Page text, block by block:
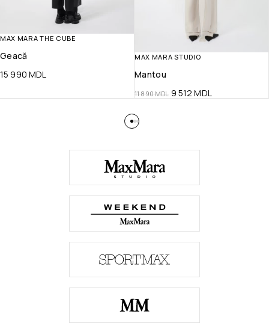
MAX MARA THE CUBE
Geacă
15 990 MDL
MAX MARA STUDIO
Mantou
11 890MDL 9 512MDL